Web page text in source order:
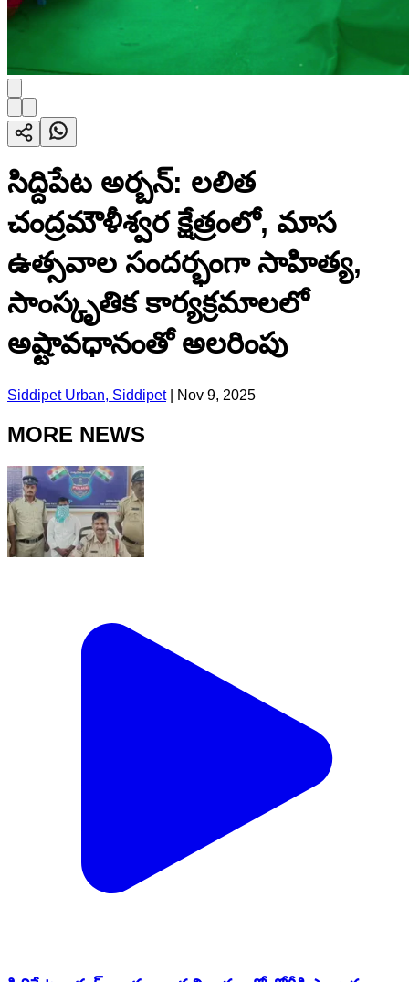
సిద్దిపేట అర్బన్: లలిత
చంద్రమౌళీశ్వర క్షేత్రంలో, మాస
ఉత్సవాల సందర్భంగా సాహిత్య,
సాంస్కృతిక కార్యక్రమాలలో
అష్టావధానంతో అలరింపు
Siddipet Urban, Siddipet| Nov 9, 2025
MORE NEWS